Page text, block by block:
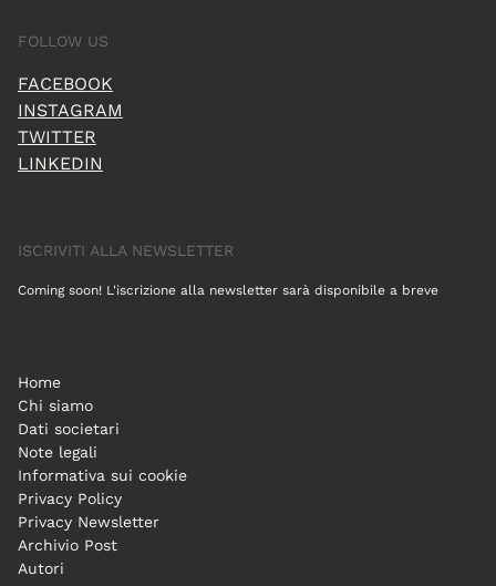
FOLLOW US
FACEBOOK
INSTAGRAM
TWITTER
LINKEDIN
ISCRIVITI ALLA NEWSLETTER
Coming soon! L'iscrizione alla newsletter sarà disponibile a breve
Home
Chi siamo
Dati societari
Note legali
Informativa sui cookie
Privacy Policy
Privacy Newsletter
Archivio Post
Autori